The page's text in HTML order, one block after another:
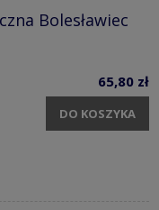
Bolesławiec
65,80 zł
DO KOSZYKA